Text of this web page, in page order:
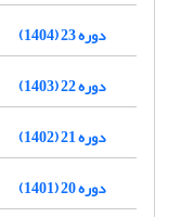
دوره 23 (1404)
دوره 22 (1403)
دوره 21 (1402)
دوره 20 (1401)